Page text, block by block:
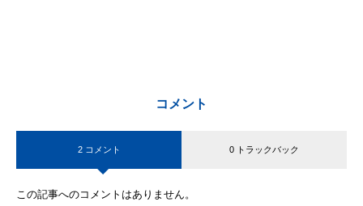
コメント
2 コメント 0 トラックバック
この記事へのコメントはありません。